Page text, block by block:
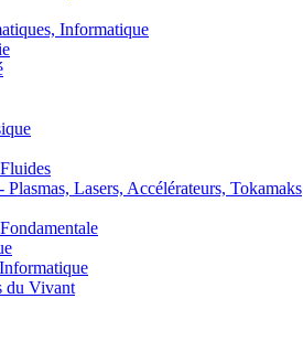
Informatique
Lasers, Accélérateurs, Tokamaks
du Vivant